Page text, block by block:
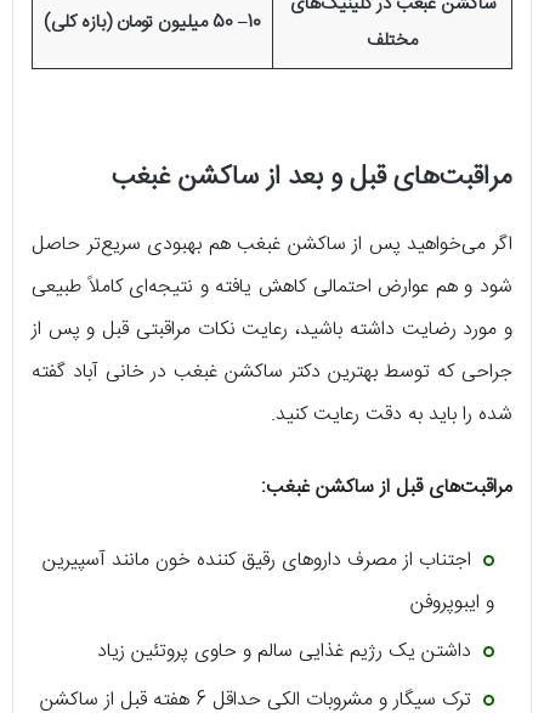
مختلف
10– 50 میلیون تومان (بازه کلی)
مراقبت‌های قبل و بعد از ساکشن غبغب
اگر می‌خواهید پس از ساکشن غبغب هم بهبودی سریع‌تر حاصل
شود و هم عوارض احتمالی کاهش یافته و نتیجه‌ای کاملاً طبیعی
و مورد رضایت داشته باشید، رعایت نکات مراقبتی قبل و پس از
جراحی که توسط بهترین دکتر ساکشن غبغب در خانی آباد گفته
شده را باید به دقت رعایت کنید.
مراقبت‌های قبل از ساکشن غبغب:
اجتناب از مصرف داروهای رقیق کننده خون مانند آسپیرین
و ایبوپروفن
داشتن یک رژیم غذایی سالم و حاوی پروتئین زیاد
ترک سیگار و مشروبات الکی حداقل 6 هفته قبل از ساکشن